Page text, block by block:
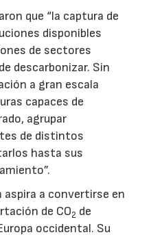
que “la captura de
disponibles
de sectores
descarbonizar. Sin
a gran escala
capaces de
agrupar
de distintos
hasta sus
aspira a convertirse en
de CO2 de
occidental. Su